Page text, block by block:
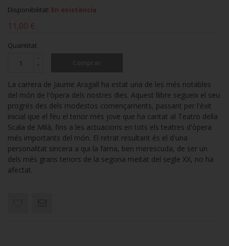
Disponibilitat: En existència
11,00 €
Quantitat
La carrera de Jaume Aragall ha estat una de les més notables
del món de l'òpera dels nostres dies. Aquest llibre segueix el seu
progrés des dels modestos començaments, passant per l'èxit
inicial que el féu el tenor més jove que ha cantat al Teatro della
Scala de Milà, fins a les actuacions en tots els teatres d'òpera
més importants del món. El retrat resultant és el d'una
personalitat sincera a qui la fama, ben merescuda, de ser un
dels més grans tenors de la segona meitat del segle XX, no ha
afectat.